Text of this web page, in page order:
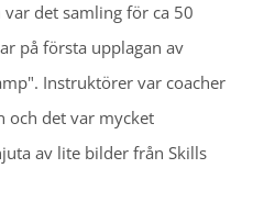
det samling för ca 50
på första upplagan av
Instruktörer var coacher
och det var mycket
av lite bilder från Skills